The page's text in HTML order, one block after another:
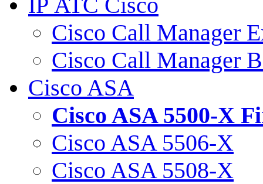
Cisco Call Manager
Cisco Call Manager
Cisco ASA
Cisco ASA 5500-X
Cisco ASA 5506-X
Cisco ASA 5508-X